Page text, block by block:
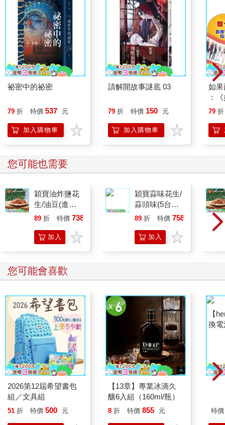
祕密中的祕密
79 折 特價 537 元
加入購物車
請解開故事謎底 03
79 折 特價 150 元
加入購物車
如
：
喵
79 折
您可能也需要
穎寶油炸鹽花
生/油豆(進口
花生)5台斤
89 折 特價 738
加入
購物
穎寶蒜味花生/
蒜頭味(5台斤/
包)
89 折 特價 758
加入
購物
您可能會喜歡
2026第12屆希望書包
組／文具組
51 折 特價 500 元
【13章】專業冰滴久
釀6入組（160ml/瓶）
8 折 特價 855 元 特價